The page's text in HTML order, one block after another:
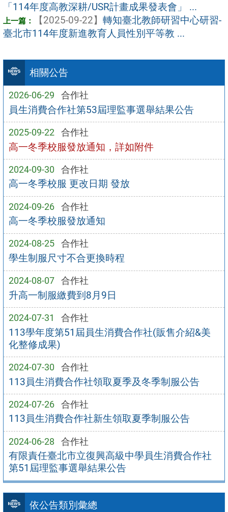
相關公告
2026-06-29 合作社
員生消費合作社第53屆理監事選舉結果公告
2025-09-22 合作社
高一冬季校服發放通知，詳如附件
2024-09-30 合作社
高一冬季校服 更改日期 發放
2024-09-26 合作社
高一冬季校服發放通知
2024-08-25 合作社
學生制服尺寸不合更換時程
2024-08-07 合作社
升高一制服繳費到8月9日
2024-07-31 合作社
113學年度第51屆員生消費合作社(販售介紹&美
化整修成果)
2024-07-30 合作社
113員生消費合作社領取夏季及冬季制服公告
2024-07-26 合作社
113員生消費合作社新生領取夏季制服公告
2024-06-28 合作社
有限責任臺北市立復興高級中學員生消費合作社
第51屆理監事選舉結果公告
依公告類別彙總
「114年度高教深耕/USR計畫成果發表會」 ...
【2025-09-22】 轉知臺北教師研習中心研習-
臺北市114年度新進教育人員性別平等教 ...